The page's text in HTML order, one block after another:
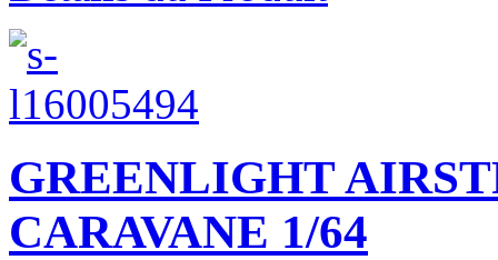
GREENLIGHT
CARAVANE 1/64